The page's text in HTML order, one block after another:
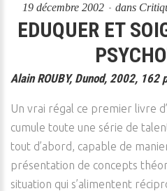
19 décembre 2002 dans
EDUQUER ET
Alain ROUBY, Dunod, 2002, 162
Un vrai régal ce premier livre
cumule toute une série de
tout d’abord, capable de
présentation de concepts
situation qui s’alimentent